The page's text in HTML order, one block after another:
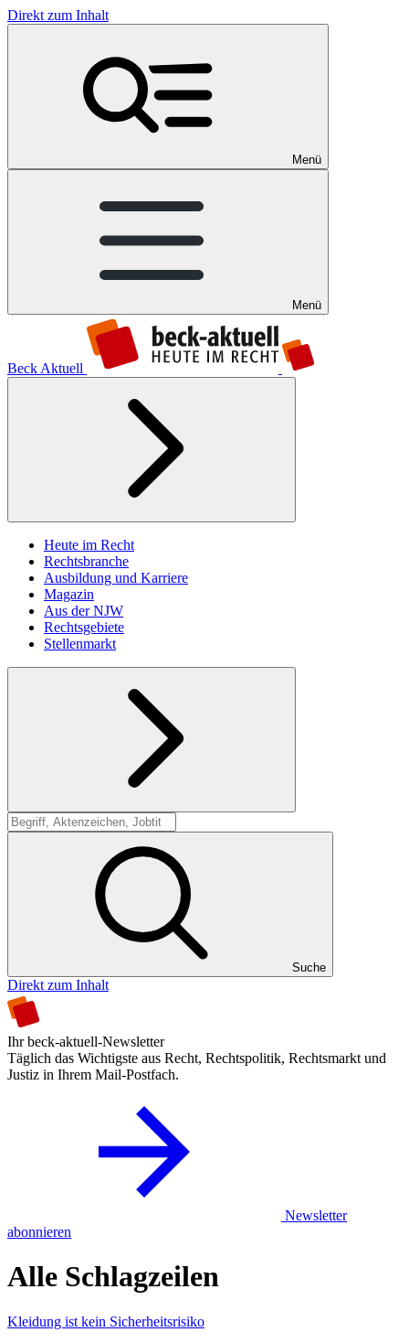
Direkt zum Inhalt
Menü
Menü
Beck Aktuell
Heute im Recht
Rechtsbranche
Ausbildung und Karriere
Magazin
Aus der NJW
Rechtsgebiete
Stellenmarkt
Suche
Suche
Direkt zum Inhalt
Ihr beck-aktuell-Newsletter
Täglich das Wichtigste aus Recht, Rechtspolitik, Rechtsmarkt und
Justiz in Ihrem Mail-Postfach.
Newsletter
abonnieren
Alle Schlagzeilen
Kleidung ist kein Sicherheitsrisiko